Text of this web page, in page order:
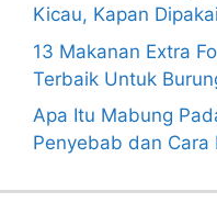
Kicau, Kapan
13 Makanan Extra
Terbaik Untuk
Apa Itu Mabung
Penyebab dan Cara